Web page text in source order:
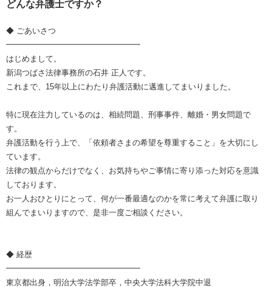
どんな弁護士ですか？
◆ ごあいさつ
━━━━━━━━━━━━━━━━━
はじめまして。
新潟つばさ法律事務所の石井 正人です。
これまで、15年以上にわたり弁護活動に邁進してまいりました。
特に現在注力しているのは、相続問題、刑事事件、離婚・男女問題で
す。
弁護活動を行う上で、「依頼者さまの希望を尊重すること」を大切にし
ています。
法律の観点からだけでなく、お気持ちやご事情に寄り添った対応を意識
しております。
お一人おひとりにとって、何が一番最適なのかを常に考えて弁護に取り
組んでまいりますので、是非一度ご相談ください。
◆ 経歴
━━━━━━━━━━━━━━━━━
東京都出身，明治大学法学部卒，中央大学法科大学院中退